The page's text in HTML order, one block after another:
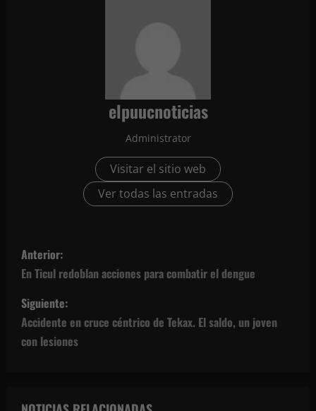
elpuucnoticias
Administrator
Visitar el sitio web
Ver todas las entradas
N
a
v
e
a
Anterior:
En Ticul redoblan acciones para combatir el dengue
Siguiente:
Accidente en cruce céntrico de Tekax. El saldo, un joven
con lesiones